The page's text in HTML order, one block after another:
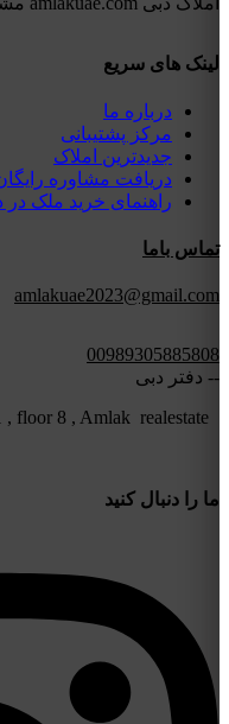
لینک های سریع
درباره ما
مرکز پشتیبانی
جدیدترین املاک
دریافت مشاوره
راهنمای خرید ملک در
تماس باما
amlakuae2023@gmail.com
00989305885808
-- دفتر دبی
, floor 8 , Amlak realestate
ما را دنبال کنید